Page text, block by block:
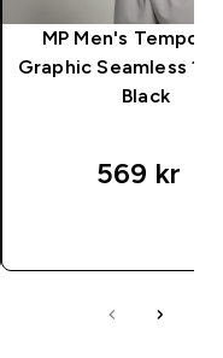
MP Men's Tempo
Graphic Seamless 1/
Black
569 kr‎